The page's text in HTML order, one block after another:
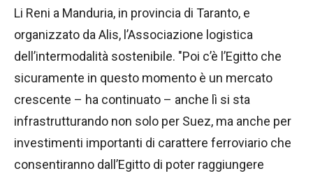
Li Reni a Manduria, in provincia di Taranto, e
organizzato da Alis, l’Associazione logistica
dell’intermodalità sostenibile. "Poi c’è l’Egitto che
sicuramente in questo momento è un mercato
crescente – ha continuato – anche lì si sta
infrastrutturando non solo per Suez, ma anche per
investimenti importanti di carattere ferroviario che
consentiranno dall’Egitto di poter raggiungere